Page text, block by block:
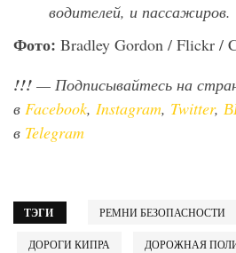
водителей, и пассажиров.
Фото: Bradley Gordon / Flickr /
!!! — Подписывайтесь на
в Facebook, Instagram, Twitter,
в Telegram
ТЭГИ РЕМНИ БЕЗОПАСНОСТИ
ДОРОГИ КИПРА ДОРОЖНАЯ